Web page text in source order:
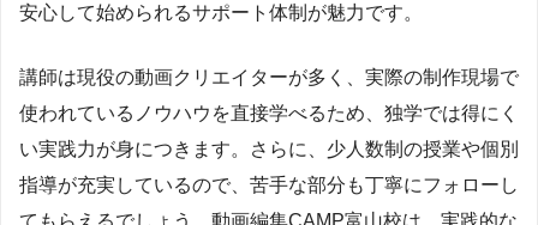
安心して始められるサポート体制が魅力です。
講師は現役の動画クリエイターが多く、実際の制作現場で
使われているノウハウを直接学べるため、独学では得にく
い実践力が身につきます。さらに、少人数制の授業や個別
指導が充実しているので、苦手な部分も丁寧にフォローし
てもらえるでしょう。動画編集CAMP富山校は、実践的な